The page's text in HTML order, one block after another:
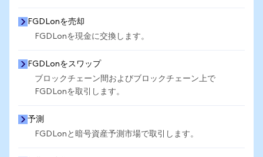
FGDLonを売却
FGDLonを現金に交換します。
FGDLonをスワップ
ブロックチェーン間およびブロックチェーン上で
FGDLonを取引します。
予測
FGDLonと暗号資産予測市場で取引します。